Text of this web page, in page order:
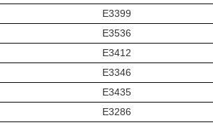
E3399
E3536
E3412
E3346
E3435
E3286